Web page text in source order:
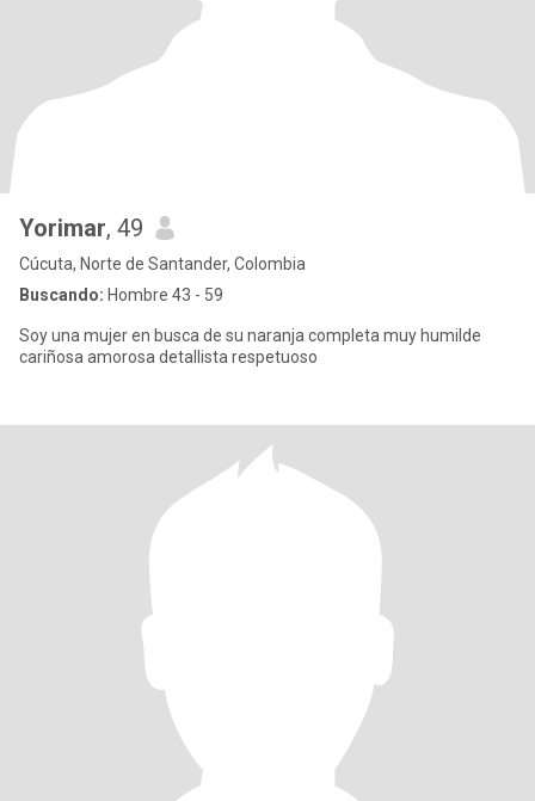
Yorimar, 49
Cúcuta, Norte de Santander, Colombia
Buscando: Hombre 43 - 59
Soy una mujer en busca de su naranja completa muy humilde
cariñosa amorosa detallista respetuoso